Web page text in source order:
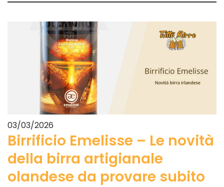
03/03/2026
Birrificio Emelisse – Le novità
della birra artigianale
olandese da provare subito